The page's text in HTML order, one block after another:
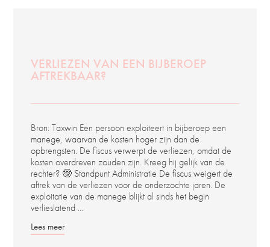
VERLIEZEN VAN EEN BIJBEROEP
AFTREKBAAR?
Bron: Taxwin Een persoon exploiteert in bijberoep een
manege, waarvan de kosten hoger zijn dan de
opbrengsten. De fiscus verwerpt de verliezen, omdat de
kosten overdreven zouden zijn. Kreeg hij gelijk van de
rechter? 🤓 Standpunt Administratie De fiscus weigert de
aftrek van de verliezen voor de onderzochte jaren. De
exploitatie van de manege blijkt al sinds het begin
verlieslatend …
Lees meer